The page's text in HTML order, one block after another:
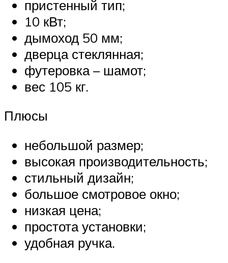
пристенный тип;
10 кВт;
дымоход 50 мм;
дверца стеклянная;
футеровка – шамот;
вес 105 кг.
Плюсы
небольшой размер;
высокая производительность;
стильный дизайн;
большое смотровое окно;
низкая цена;
простота установки;
удобная ручка.